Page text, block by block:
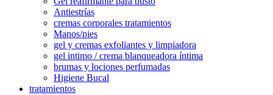
Antiestrías
cremas corporales tratamientos
Manos/pies
gel y cremas exfoliantes y limpiadora
gel intimo / crema blanqueadora íntima
brumas y lociones perfumadas
Higiene Bucal
tratamientos